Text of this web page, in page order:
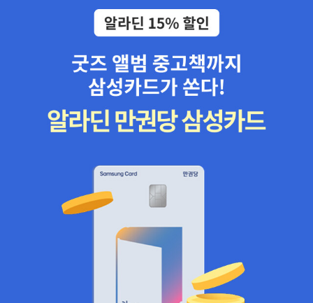
베트 루디네스코의 <자크 라캉>도 탐이 나는 책이다. 저자는 라캉의
려울 순 있다. 그걸 보완하기 위해서는 라캉의 미국인 제자였던 데이
비드 메이시의 <라캉 이론의 신화와 진실>로 도움을 받도록 하자.
보자. 가격대가 꽤 높은 편인데, 관심이 있는 책이 있다면 이번이 손에
있게 구성된 것 같다. 그리고 DVD도 같이 들어 있는 듯 하다.
꼭 종교적인 이유가 아니더라도, 성서에 대한 공부는 필요하
다. <성서 그리고 역사>라는 책은 특히 성서를 단지 텍스트의 기록이
아닌, 고고학적인 증거를 통해서 그 실체를 추적하는 과정이 담겨 있
는 것 같다. 아울러 고대사에 대한 공부도 함께 할 수 있을 것 같다.
다 칸트 용어들도 고심의 시간을 겪었기에 정교해진 느낌이다. 당장